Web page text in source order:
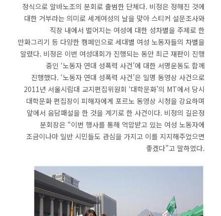
정식으로 알바노조의 분회로 출범한 단체다. 비정은 정해진 것에
대한 거부라는 의미로 세계여성의 날을 맞아 스티커 설문조사와
직장 내에서 벌어지는 여성에 대한 성차별을 주제로 한
만화그리기 등 다양한 캠페인으로 세대별 여성 노동자들의 차별을
알렸다. 비정은 이번 여성대회가 진행되는 동안 최근 재판이 진행
중인 ‘노동자 연대 성폭력 사건’에 대한 서명운동도 함께
진행했다. ‘노동자 연대 성폭력 사건’은 일명 동영상 사건으로
2011년 서울시립대 교지편집위원회 ‘대학문화’의 MT에서 당시
대학문화 편집장이 피해자에게 포르노 동영상 시청을 강요하며
앞에서 음담패설을 한 것을 계기로 한 사건이다. 비정의 길은정
분회장은 “이번 행사를 통해 억압받고 있는 여성 노동자에
조금이나마 일반 시민들도 관심을 가지고 이를 지지해주었으면
좋겠다”고 말하였다.